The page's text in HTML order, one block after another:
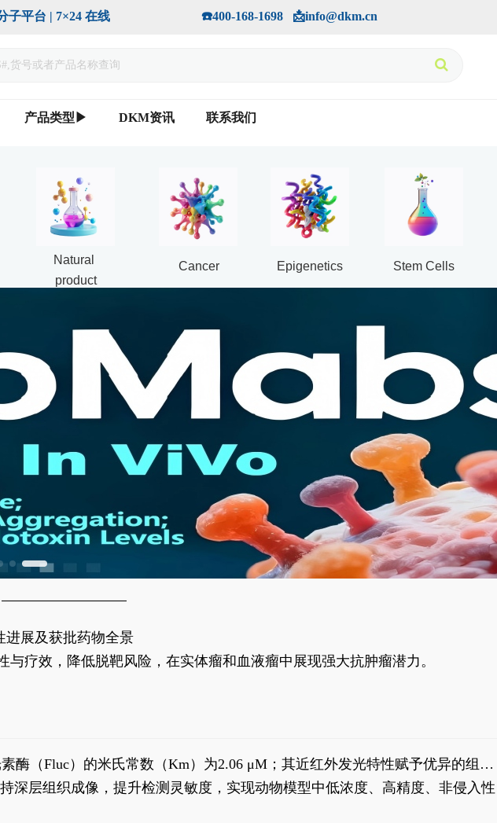
手机版
平台 | 7×24 在线                             ☎️400-168-1698   📩info@dkm.cn
产品类型▶ DKM资讯 联系我们
Natural
product
Cancer Epigenetics Stem Cells
进展及获批药物全景
疗效，降低脱靶风险，在实体瘤和血液瘤中展现强大抗肿瘤潜力。
酶（Fluc）的米氏常数（Km）为2.06 μM；其近红外发光特性赋予优异的组织
的高灵敏度、非侵入式生物发光动态追踪。
深层组织成像，提升检测灵敏度，实现动物模型中低浓度、高精度、非侵入性